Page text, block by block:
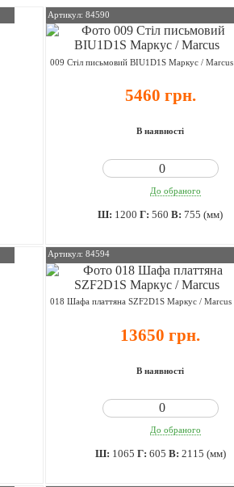
Артикул: 84590
009 Стіл письмовий BIU1D1S Маркус / Marcus
5460 грн.
В наявності
До обраного
Ш: 1200 Г:560 В:755 (мм)
Артикул: 84594
018 Шафа платтяна SZF2D1S Маркус / Marcus
13650 грн.
В наявності
До обраного
Ш: 1065 Г: 605 В: 2115 (мм)